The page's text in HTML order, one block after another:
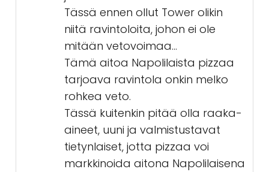
Tässä ennen ollut Tower olikin
niitä ravintoloita, johon ei ole
mitään vetovoimaa...
Tämä aitoa Napolilaista pizzaa
tarjoava ravintola onkin melko
rohkea veto.
Tässä kuitenkin pitää olla raaka-
aineet, uuni ja valmistustavat
tietynlaiset, jotta pizzaa voi
markkinoida aitona Napolilaisena